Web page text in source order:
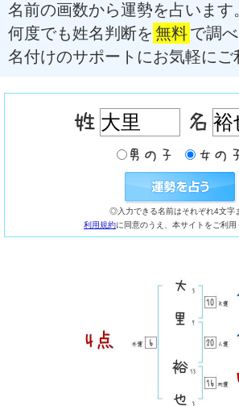
名前の画数から運勢を占います
何度でも姓名判断を 無料で調
名付けのサポートにお気軽にご
◎入力できる名前はそれぞれ4文字
利用規約に同意のうえ、本サイトをご利用